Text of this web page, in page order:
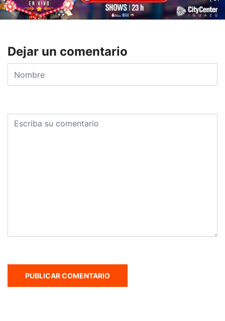
Dejar un comentario